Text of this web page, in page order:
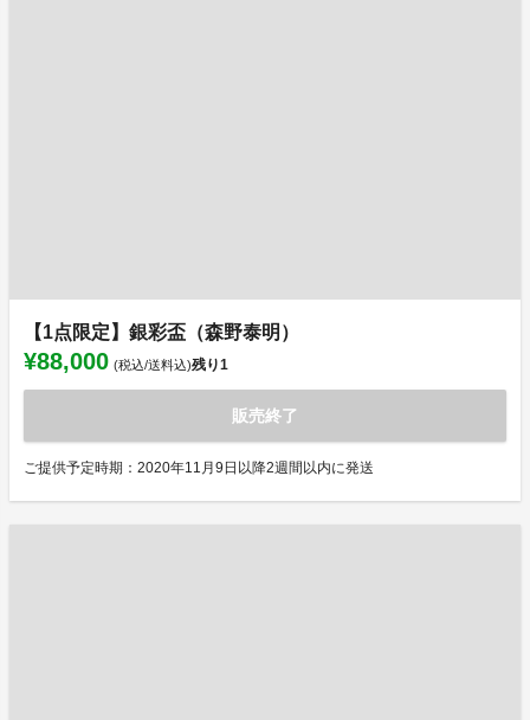
【1点限定】銀彩盃（森野泰明）
¥88,000 (税込/送料込)残り1
販売終了
ご提供予定時期：2020年11月9日以降2週間以内に発送